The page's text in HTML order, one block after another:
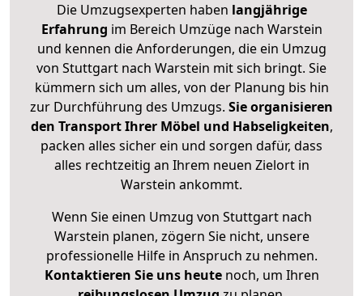
Die Umzugsexperten haben langjährige
Erfahrung im Bereich Umzüge nach Warstein
und kennen die Anforderungen, die ein Umzug
von Stuttgart nach Warstein mit sich bringt. Sie
kümmern sich um alles, von der Planung bis hin
zur Durchführung des Umzugs. Sie organisieren
den Transport Ihrer Möbel und Habseligkeiten,
packen alles sicher ein und sorgen dafür, dass
alles rechtzeitig an Ihrem neuen Zielort in
Warstein ankommt.
Wenn Sie einen Umzug von Stuttgart nach
Warstein planen, zögern Sie nicht, unsere
professionelle Hilfe in Anspruch zu nehmen.
Kontaktieren Sie uns heutenoch, um Ihren